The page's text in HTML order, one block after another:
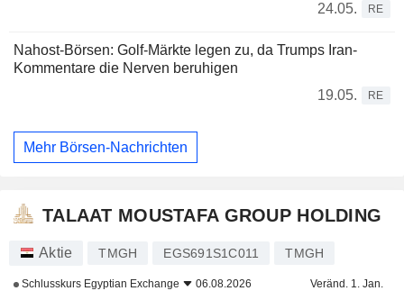
24.05.
RE
Nahost-Börsen: Golf-Märkte legen zu, da Trumps Iran-
Kommentare die Nerven beruhigen
19.05.
RE
Mehr Börsen-Nachrichten
TALAAT MOUSTAFA GROUP HOLDING
Aktie TMGH EGS691S1C011 TMGH
Schlusskurs Egyptian Exchange 06.08.2026 Veränd. 1. Jan.